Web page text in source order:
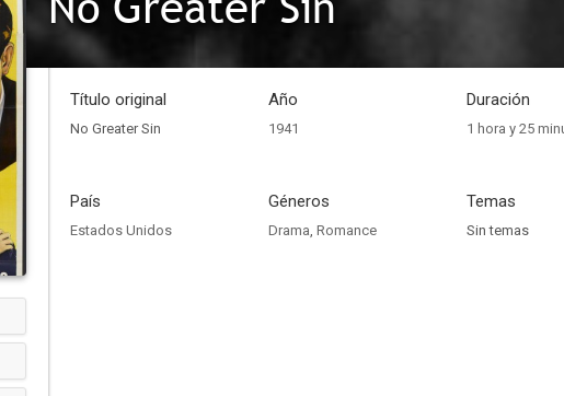
Título original
No Greater Sin
Año
1941
Duración
1 hora y 25
País
Estados Unidos
Géneros
Drama, Romance
Temas
Sin temas